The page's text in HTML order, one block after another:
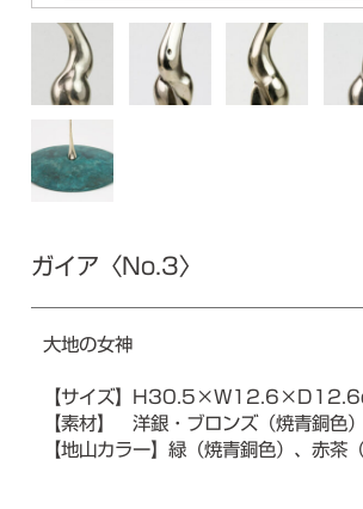
ガイア〈No.3〉
大地の女神
【サイズ】
【素材】 洋銀・ブロンズ（焼青銅色）
【地山カラー】緑（焼青銅色）、赤茶